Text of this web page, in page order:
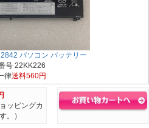
パソコン バッテリー
号 22KK226
律送料560円
ッピングカ
。）